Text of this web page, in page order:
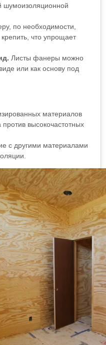
шумоизоляционной
по необходимости,
что упрощает
Листы фанеры можно
или как основу под
материалов
высокочастотных
с другими материалами